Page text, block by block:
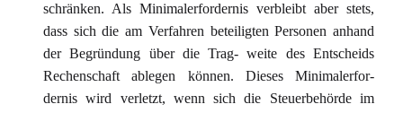
schränken. Als Minimalerfordernis verbleibt aber stets,
dass sich die am Verfahren beteiligten Personen anhand
der Begründung über die Trag- weite des Entscheids
Rechenschaft ablegen können. Dieses Minimalerfor-
dernis wird verletzt, wenn sich die Steuerbehörde im